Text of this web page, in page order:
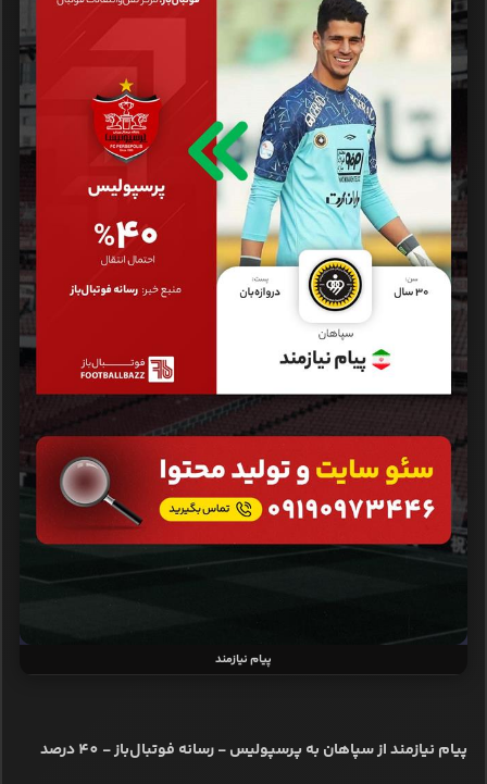
پیام نیازمند
پیام نیازمند از سپاهان به پرسپولیس - رسانه فوتبال‌باز - 40 درصد